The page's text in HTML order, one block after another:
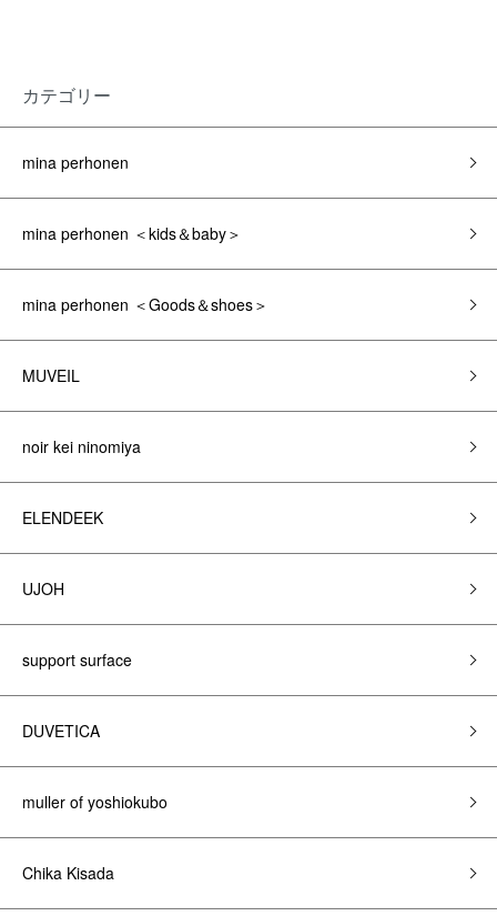
カテゴリー
mina perhonen
mina perhonen ＜kids＆baby＞
mina perhonen ＜Goods＆shoes＞
MUVEIL
noir kei ninomiya
ELENDEEK
UJOH
support surface
DUVETICA
muller of yoshiokubo
Chika Kisada